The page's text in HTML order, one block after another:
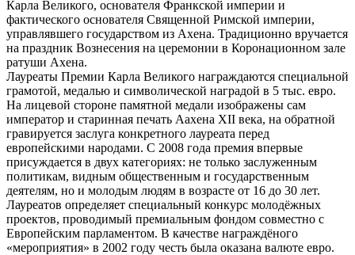
Карла Великого, основателя Франкской империи и
фактического основателя Священной Римской империи,
управлявшего государством из Ахена. Традиционно вручается
на праздник Вознесения на церемонии в Коронационном зале
ратуши Ахена.
Лауреаты Премии Карла Великого награждаются специальной
грамотой, медалью и символической наградой в 5 тыс. евро.
На лицевой стороне памятной медали изображены сам
император и старинная печать Аахена XII века, на обратной
гравируется заслуга конкретного лауреата перед
европейскими народами. С 2008 года премия впервые
присуждается в двух категориях: не только заслуженным
политикам, видным общественным и государственным
деятелям, но и молодым людям в возрасте от 16 до 30 лет.
Лауреатов определяет специальный конкурс молодёжных
проектов, проводимый премиальным фондом совместно с
Европейским парламентом. В качестве награждёного
«мероприятия» в 2002 году честь была оказана валюте евро.